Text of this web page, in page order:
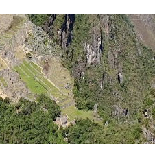
IN